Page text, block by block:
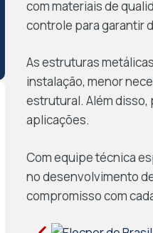
com materiais de
controle para garantir
As estruturas
instalação, menor
estrutural. Além
aplicações.
Com equipe técnica
no desenvolvimento
compromisso com